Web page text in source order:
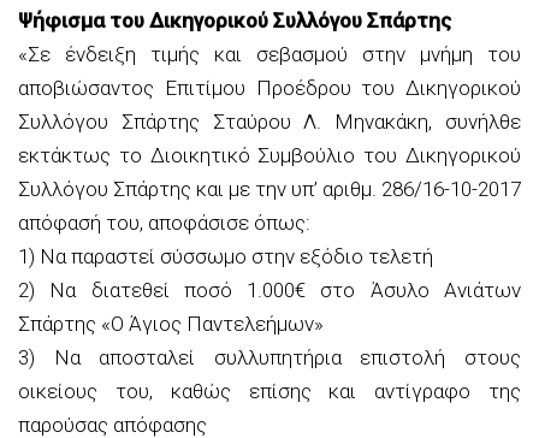
Ψήφισμα του Δικηγορικού Συλλόγου Σπάρτης
«Σε ένδειξη τιμής και σεβασμού στην μνήμη του
αποβιώσαντος Επιτίμου Προέδρου του Δικηγορικού
Συλλόγου Σπάρτης Σταύρου Λ. Μηνακάκη, συνήλθε
εκτάκτως το Διοικητικό Συμβούλιο του Δικηγορικού
Συλλόγου Σπάρτης και με την υπ’ αριθμ. 286/16-10-2017
απόφασή του, αποφάσισε όπως:
1) Να παραστεί σύσσωμο στην εξόδιο τελετή
2) Να διατεθεί ποσό 1.000€ στο Άσυλο Ανιάτων
Σπάρτης «Ο Άγιος Παντελεήμων»
3) Να αποσταλεί συλλυπητήρια επιστολή στους
οικείους του, καθώς επίσης και αντίγραφο της
παρούσας απόφασης